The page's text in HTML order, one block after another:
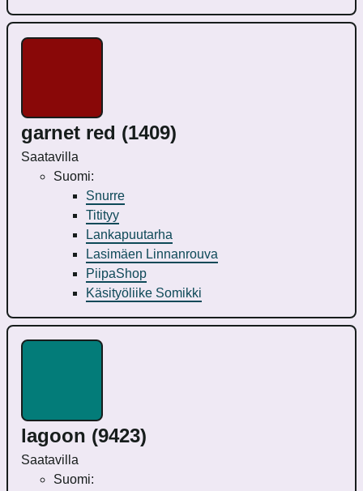
garnet red (1409)
Saatavilla
Suomi:
Snurre
Titityy
Lankapuutarha
Lasimäen Linnanrouva
PiipaShop
Käsityöliike Somikki
lagoon (9423)
Saatavilla
Suomi: